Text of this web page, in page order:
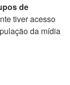
de
tiver acesso
da mídia